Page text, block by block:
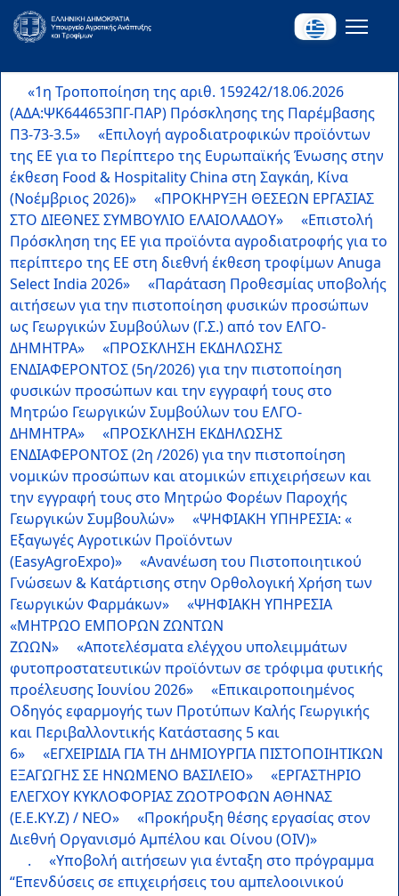
«1η Τροποποίηση της αριθ. 159242/18.06.2026
(ΑΔΑ:ΨΚ644653ΠΓ-ΠΑΡ) Πρόσκλησης της Παρέμβασης
Π3-73-3.5»
«Επιλογή αγροδιατροφικών προϊόντων
της ΕΕ για το Περίπτερο της Ευρωπαϊκής Ένωσης στην
έκθεση Food & Hospitality China στη Σαγκάη, Κίνα
(Νοέμβριος 2026)»
«ΠΡΟΚΗΡΥΞΗ ΘΕΣΕΩΝ ΕΡΓΑΣΙΑΣ
ΣΤΟ ΔΙΕΘΝΕΣ ΣΥΜΒΟΥΛΙΟ ΕΛΑΙΟΛΑΔΟΥ»
«Επιστολή
Πρόσκληση της ΕΕ για προϊόντα αγροδιατροφής για το
περίπτερο της ΕΕ στη διεθνή έκθεση τροφίμων Anuga
Select India 2026»
«Παράταση Προθεσμίας υποβολής
αιτήσεων για την πιστοποίηση φυσικών προσώπων
ως Γεωργικών Συμβούλων (Γ.Σ.) από τον ΕΛΓΟ-
ΔΗΜΗΤΡΑ»
«ΠΡΟΣΚΛΗΣΗ ΕΚΔΗΛΩΣΗΣ
ΕΝΔΙΑΦΕΡΟΝΤΟΣ (5η/2026) για την πιστοποίηση
φυσικών προσώπων και την εγγραφή τους στο
Μητρώο Γεωργικών Συμβούλων του ΕΛΓΟ-
ΔΗΜΗΤΡΑ»
«ΠΡΟΣΚΛΗΣΗ ΕΚΔΗΛΩΣΗΣ
ΕΝΔΙΑΦΕΡΟΝΤΟΣ (2η /2026) για την πιστοποίηση
νομικών προσώπων και ατομικών επιχειρήσεων και
την εγγραφή τους στο Μητρώο Φορέων Παροχής
Γεωργικών Συμβουλών»
«ΨΗΦΙΑΚΗ ΥΠΗΡΕΣΙΑ: «
Εξαγωγές Αγροτικών Προϊόντων
(EasyAgroExpo)»
«Ανανέωση του Πιστοποιητικού
Γνώσεων & Κατάρτισης στην Ορθολογική Χρήση των
Γεωργικών Φαρμάκων»
«ΨΗΦΙΑΚΗ ΥΠΗΡΕΣΙΑ
«ΜΗΤΡΩΟ ΕΜΠΟΡΩΝ ΖΩΝΤΩΝ
ΖΩΩΝ»
«Αποτελέσματα ελέγχου υπολειμμάτων
φυτοπροστατευτικών προϊόντων σε τρόφιμα φυτικής
προέλευσης Ιουνίου 2026»
«Επικαιροποιημένος
Οδηγός εφαρμογής των Προτύπων Καλής Γεωργικής
και Περιβαλλοντικής Κατάστασης 5 και
6»
«ΕΓΧΕΙΡΙΔΙΑ ΓΙΑ ΤH ΔΗΜΙΟΥΡΓΙΑ ΠΙΣΤΟΠΟΙΗΤΙΚΩΝ
ΕΞΑΓΩΓΗΣ ΣΕ ΗΝΩΜΕΝΟ ΒΑΣΙΛΕΙΟ»
«ΕΡΓΑΣΤΗΡΙΟ
ΕΛΕΓΧΟΥ ΚΥΚΛΟΦΟΡΙΑΣ ΖΩΟΤΡΟΦΩΝ ΑΘΗΝΑΣ
(Ε.Ε.ΚΥ.Ζ) / ΝΕΟ»
«Προκήρυξη θέσης εργασίας στον
Διεθνή Οργανισμό Αμπέλου και Οίνου (OIV)»
.
«Υποβολή αιτήσεων για ένταξη στο πρόγραμμα
“Επενδύσεις σε επιχειρήσεις του αμπελοοινικού